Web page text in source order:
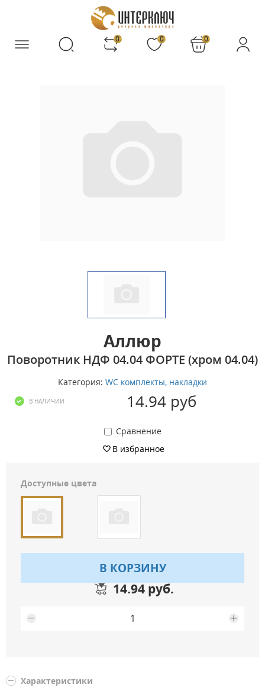
0 0 0
Аллюр
Поворотник НДФ 04.04 ФОРТЕ (хром 04.04)
Категория: WC комплекты, накладки
В НАЛИЧИИ 14.94 руб
Сравнение
В избранное
Доступные цвета
В КОРЗИНУ
14.94 руб.
Характеристики